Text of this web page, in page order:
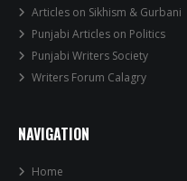
Articles on Sikhism & Gurbani
Punjabi Articles on Politics
Punjabi Writers Society
Writers Forum Calagry
NAVIGATION
Home